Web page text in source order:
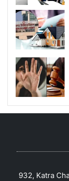
932, Katra